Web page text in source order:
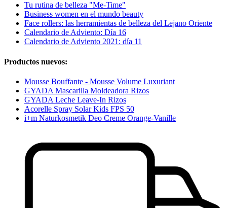
Tu rutina de belleza "Me-Time"
Business women en el mundo beauty
Face rollers: las herramientas de belleza del Lejano Oriente
Calendario de Adviento: Día 16
Calendario de Adviento 2021: día 11
Productos nuevos:
Mousse Bouffante - Mousse Volume Luxuriant
GYADA Mascarilla Moldeadora Rizos
GYADA Leche Leave-In Rizos
Acorelle Spray Solar Kids FPS 50
i+m Naturkosmetik Deo Creme Orange-Vanille